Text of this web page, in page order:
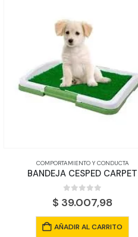
COMPORTAMIENTO Y CONDUCTA
BANDEJA CESPED CARPET
$ 39.007,98
AÑADIR AL CARRITO